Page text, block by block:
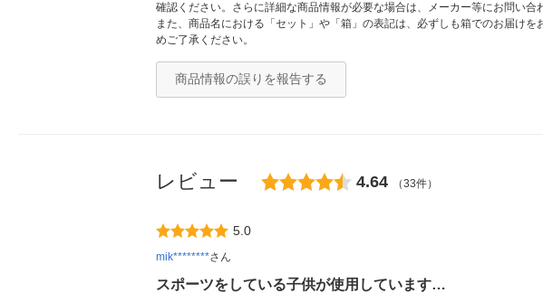
確認ください。さらに詳細な商品情報が必要な場合は、メーカー等にお問い合
また、商品名における「セット」や「箱」の表記は、必ずしも箱でのお届け
めご了承ください。
商品情報の誤りを報告する
レビュー 4.64 （33件）
5.0
mik********さん
スポーツをしている子供が使用しています…